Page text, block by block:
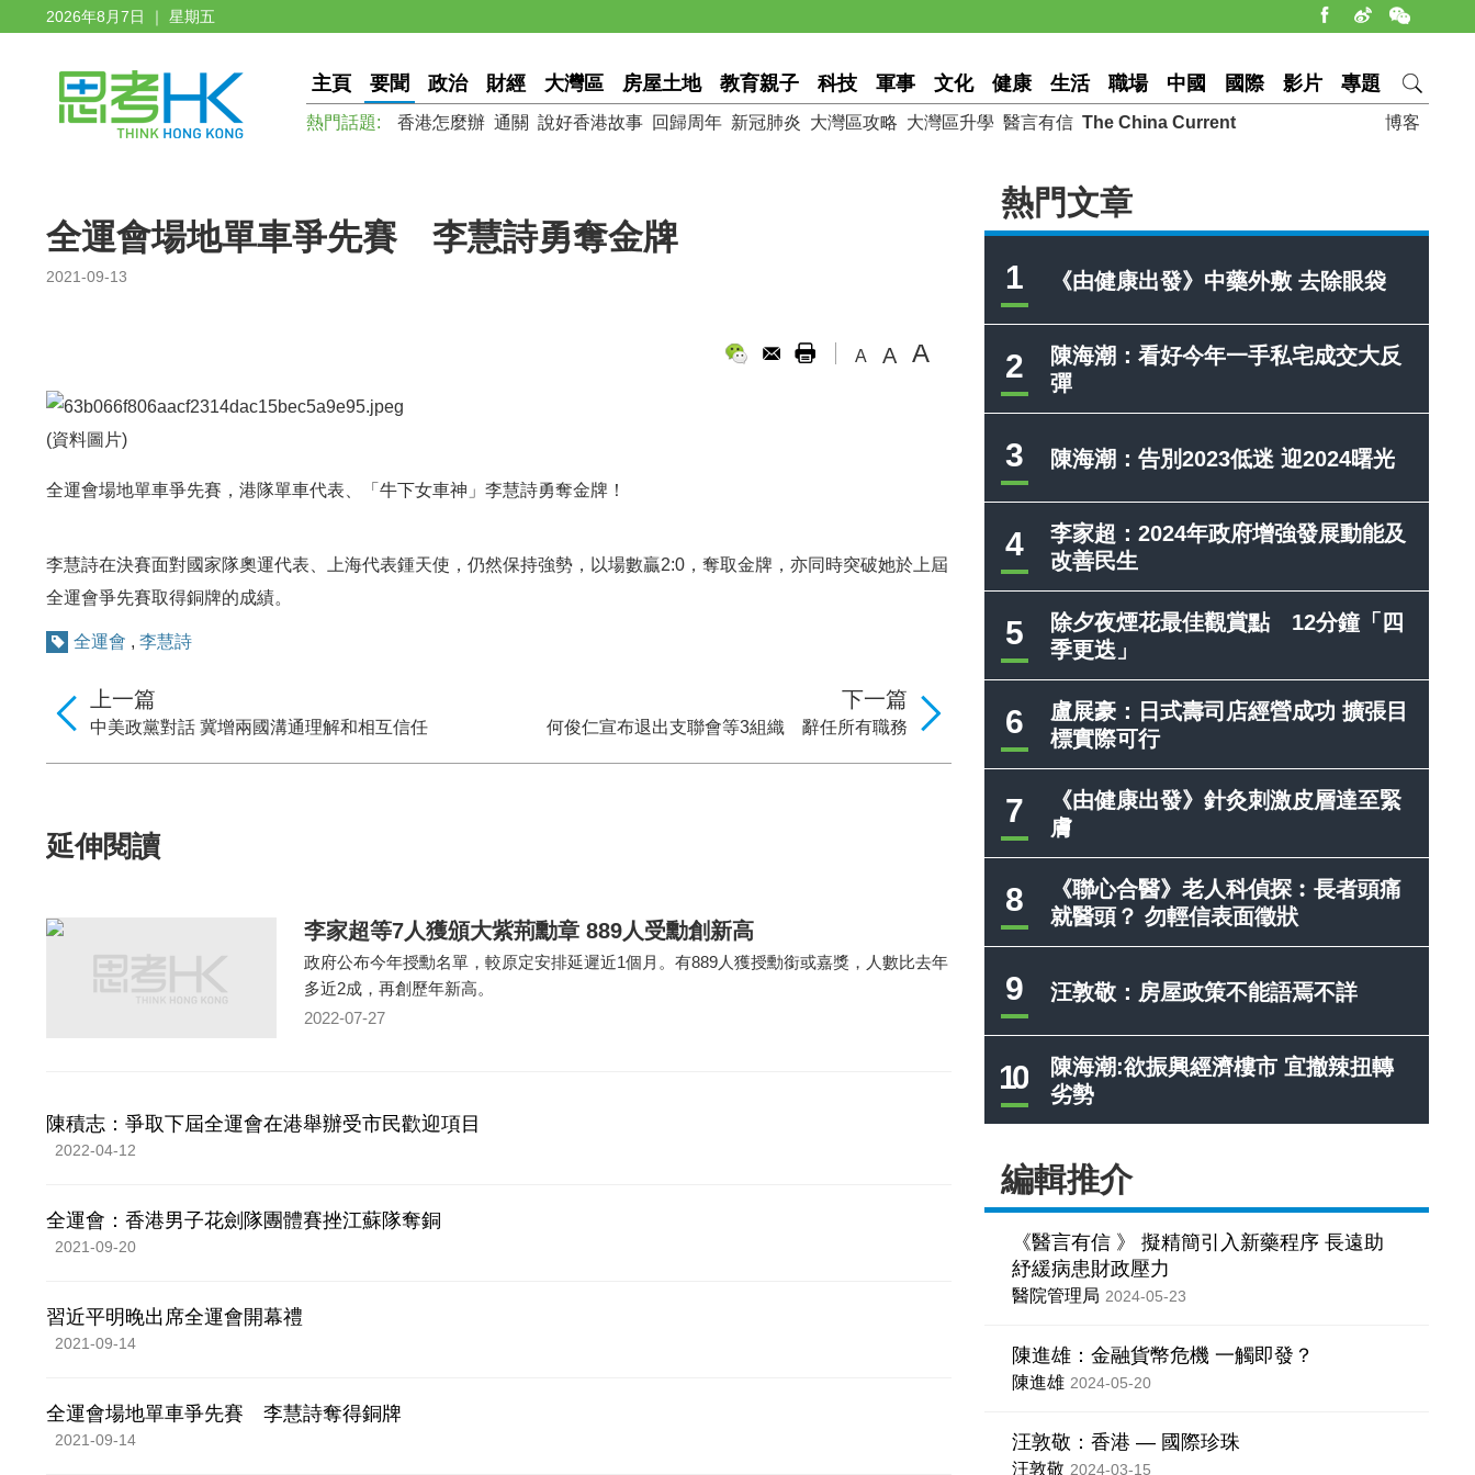
2026年8月7日 ｜ 星期五
主頁 要聞 政治 財經 大灣區 房屋土地 教育親子 科技 軍事 文化 健康 生活 職場 中國 國際 影片 專題
博客
熱門話題: 香港怎麼辦 通關 說好香港故事 回歸周年 新冠肺炎 大灣區攻略 大灣區升學 醫言有信 The China Current
熱門文章
1 《由健康出發》中藥外敷 去除眼袋
2
陳海潮：看好今年一手私宅成交大反
彈
3 陳海潮：告別2023低迷 迎2024曙光
4
李家超：2024年政府增強發展動能及
改善民生
5
除夕夜煙花最佳觀賞點 12分鐘「四
季更迭」
6
盧展豪：日式壽司店經營成功 擴張目
標實際可行
7
《由健康出發》針灸刺激皮層達至緊
膚
8
《聯心合醫》老人科偵探︰長者頭痛
就醫頭？ 勿輕信表面徵狀
9 汪敦敬：房屋政策不能語焉不詳
10
陳海潮:欲振興經濟樓市 宜撤辣扭轉
劣勢
編輯推介
《醫言有信 》 擬精簡引入新藥程序 長遠助
紓緩病患財政壓力
醫院管理局 2024-05-23
陳進雄：金融貨幣危機 一觸即發？
陳進雄 2024-05-20
汪敦敬：香港 — 國際珍珠
汪敦敬 2024-03-15
全運會場地單車爭先賽 李慧詩勇奪金牌
2021-09-13
A A A
(資料圖片)
全運會場地單車爭先賽，港隊單車代表、「牛下女車神」李慧詩勇奪金牌！
李慧詩在決賽面對國家隊奧運代表、上海代表鍾天使，仍然保持強勢，以場數贏2:0，奪取金牌，亦同時突破她於上屆
全運會爭先賽取得銅牌的成績。
全運會 , 李慧詩
下一篇
何俊仁宣布退出支聯會等3組織 辭任所有職務
上一篇
中美政黨對話 冀增兩國溝通理解和相互信任
延伸閱讀
李家超等7人獲頒大紫荊勳章 889人受勳創新高
政府公布今年授勳名單，較原定安排延遲近1個月。有889人獲授勳銜或嘉獎，人數比去年
多近2成，再創歷年新高。
2022-07-27
陳積志：爭取下屆全運會在港舉辦受市民歡迎項目
2022-04-12
全運會：香港男子花劍隊團體賽挫江蘇隊奪銅
2021-09-20
習近平明晚出席全運會開幕禮
2021-09-14
全運會場地單車爭先賽 李慧詩奪得銅牌
2021-09-14